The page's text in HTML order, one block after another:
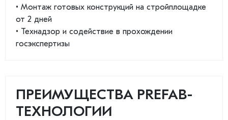
• Монтаж готовых конструкций на стройплощадке
от 2 дней
• Технадзор и содействие в прохождении
госэкспертизы
ПРЕИМУЩЕСТВА PREFAB-
ТЕХНОЛОГИИ